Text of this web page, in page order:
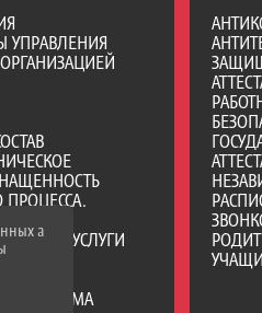
УПРАВЛЕНИЯ
ПРОЦЕССА.
УСЛУГИ
ПРИЕМА
а